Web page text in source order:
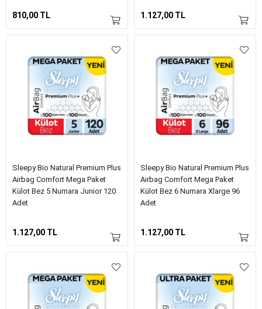
810,00 TL 1.127,00 TL
Sleepy Bio Natural Premium Plus
Airbag Comfort Mega Paket
Külot Bez 5 Numara Junior 120
Adet
1.127,00 TL
Sleepy Bio Natural Premium Plus
Airbag Comfort Mega Paket
Külot Bez 6 Numara Xlarge 96
Adet
1.127,00 TL